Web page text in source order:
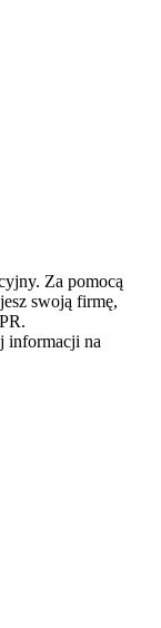
Za pomocą
swoją firmę,
informacji na